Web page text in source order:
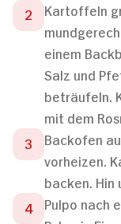
Kartoffeln
einem
Salz und
beträufeln.
mit dem
Backofen
vorheizen.
backen. Hin
Pulpo nach